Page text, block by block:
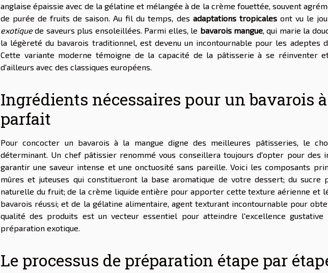
anglaise épaissie avec de la gélatine et mélangée à de la crème fouettée, souvent
de purée de fruits de saison. Au fil du temps, des adaptations tropicalesont vu le
exotiquede saveurs plus ensoleillées. Parmi elles, le bavarois mangue , qui marie la
la légèreté du bavarois traditionnel, est devenu un incontournable pour les adeptes
Cette variante moderne témoigne de la capacité de la pâtisserie à se réinventer
d'ailleurs avec des classiques européens.
Ingrédients nécessaires pour un bavarois
parfait
Pour concocter un bavarois à la mangue digne des meilleures pâtisseries, le
déterminant. Un chef pâtissier renommé vous conseillera toujours d'opter pour des
garantir une saveur intense et une onctuosité sans pareille. Voici les composants
mûres et juteuses qui constitueront la base aromatique de votre dessert; du sucre
naturelle du fruit; de la crème liquide entière pour apporter cette texture aérienne et
bavarois réussi; et de la gélatine alimentaire, agent texturant incontournable pour
qualité des produits est un vecteur essentiel pour atteindre l'excellence gustative
préparation exotique.
Le processus de préparation étape par